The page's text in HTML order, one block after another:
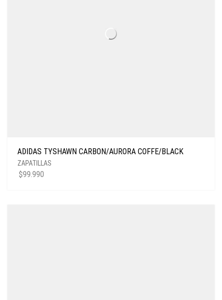
ADIDAS TYSHAWN CARBON/AURORA COFFE/BLACK
ZAPATILLAS
$99.990